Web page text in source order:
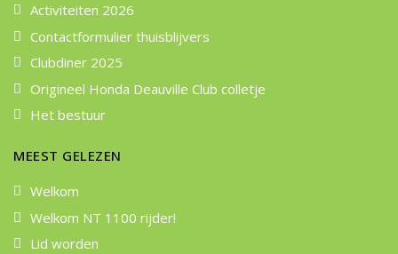
Activiteiten 2026
Contactformulier thuisblijvers
Clubdiner 2025
Origineel Honda Deauville Club colletje
Het bestuur
MEEST GELEZEN
Welkom
Welkom NT 1100 rijder!
Lid worden